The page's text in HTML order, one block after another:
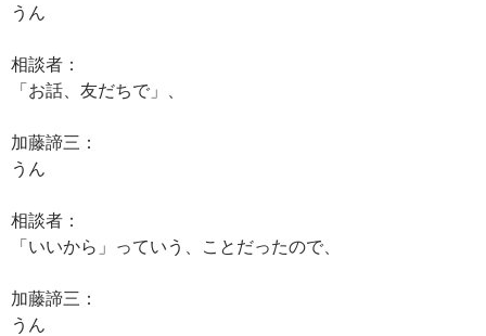
うん
相談者：
「お話、友だちで」、
加藤諦三：
うん
相談者：
「いいから」っていう、ことだったので、
加藤諦三：
うん